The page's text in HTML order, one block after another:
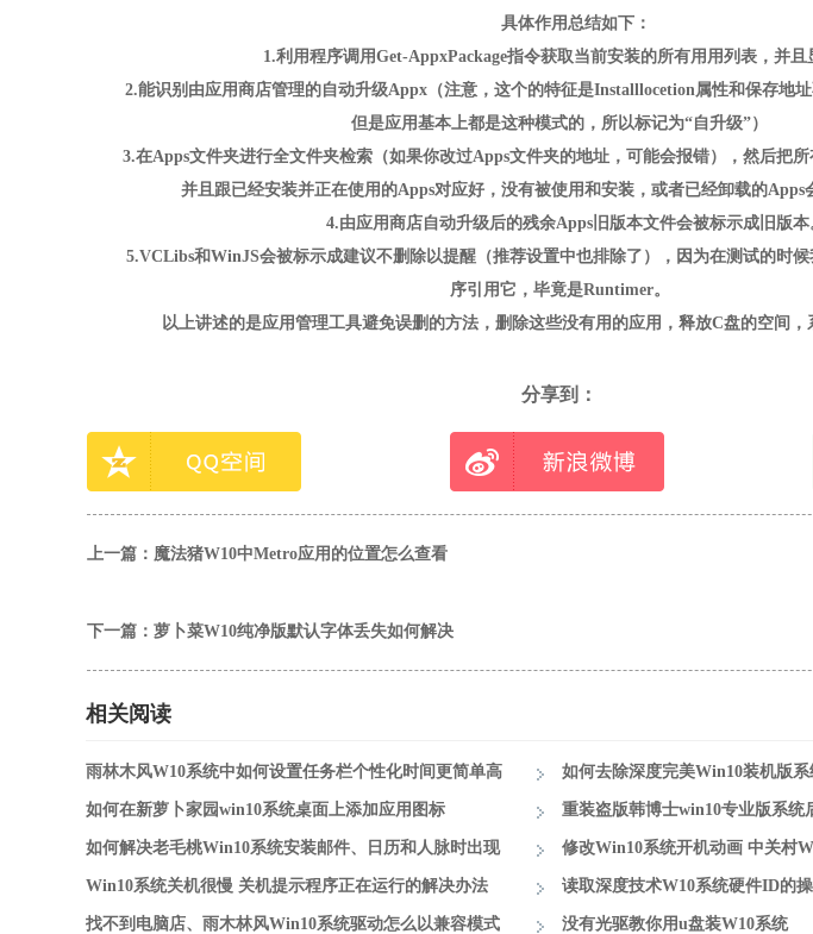
具体作用总结如下：
1.利用程序调用Get-AppxPackage指令获取当前安装的所有用用列表，并且
2.能识别由应用商店管理的自动升级Appx（注意，这个的特征是Installlocetion属性和保存地址
但是应用基本上都是这种模式的，所以标记为“自升级”）
3.在Apps文件夹进行全文件夹检索（如果你改过Apps文件夹的地址，可能会报错），然后把所
并且跟已经安装并正在使用的Apps对应好，没有被使用和安装，或者已经卸载的Apps
4.由应用商店自动升级后的残余Apps旧版本文件会被标示成旧版本
5.VCLibs和WinJS会被标示成建议不删除以提醒（推荐设置中也排除了），因为在测试的时候
序引用它，毕竟是Runtimer。
以上讲述的是应用管理工具避免误删的方法，删除这些没有用的应用，释放C盘的空间，
分享到：
上一篇： 魔法猪W10中Metro应用的位置怎么查看
下一篇： 萝卜菜W10纯净版默认字体丢失如何解决
相关阅读
雨林木风W10系统中如何设置任务栏个性化时间更简单高
效
如何去除深度完美Win10装机版系
置水印？
如何在新萝卜家园win10系统桌面上添加应用图标 重装盗版韩博士win10专业版系统
统？
如何解决老毛桃Win10系统安装邮件、日历和人脉时出现
0x80073cff
修改Win10系统开机动画 中关村
绿色滚动条
Win10系统关机很慢 关机提示程序正在运行的解决办法 读取深度技术W10系统硬件ID的
找不到电脑店、雨木林风Win10系统驱动怎么以兼容模式 没有光驱教你用u盘装W10系统